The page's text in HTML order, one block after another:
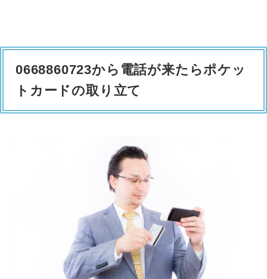
0668860723から電話が来たらポケッ
トカードの取り立て